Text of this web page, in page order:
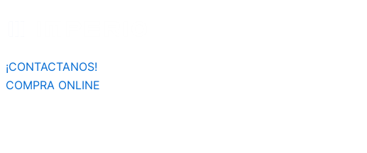
¡CONTACTANOS!
COMPRA ONLINE